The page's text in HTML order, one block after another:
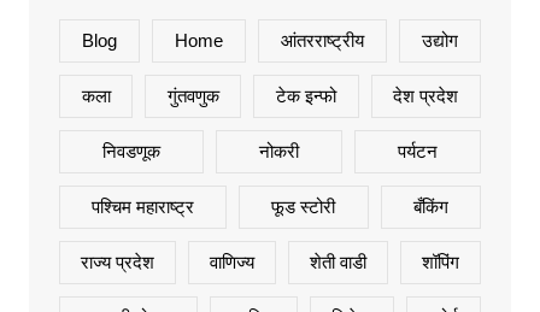
Blog Home आंतरराष्ट्रीय उद्योग
कला गुंतवणुक टेक इन्फो देश प्रदेश
निवडणूक नोकरी पर्यटन
पश्चिम महाराष्ट्र फूड स्टोरी बँकिंग
राज्य प्रदेश वाणिज्य शेती वाडी शॉपिंग